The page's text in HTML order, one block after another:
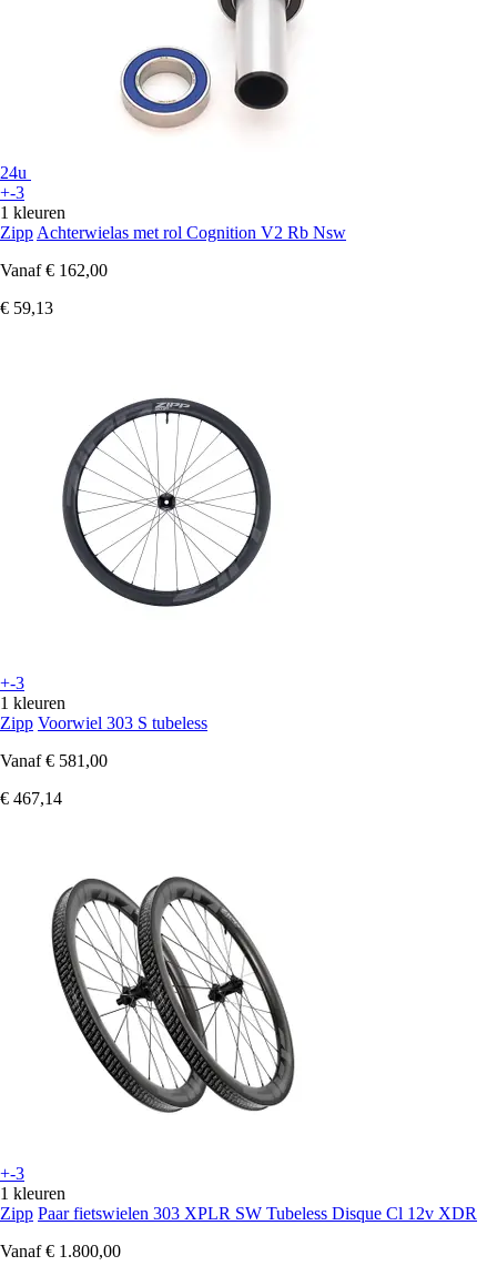
24u
+-3
1 kleuren
Zipp Achterwielas met rol Cognition V2 Rb Nsw
Vanaf € 162,00
€ 59,13
+-3
1 kleuren
Zipp Voorwiel 303 S tubeless
Vanaf € 581,00
€ 467,14
+-3
1 kleuren
Zipp Paar fietswielen 303 XPLR SW Tubeless Disque Cl 12v XDR
Vanaf € 1.800,00